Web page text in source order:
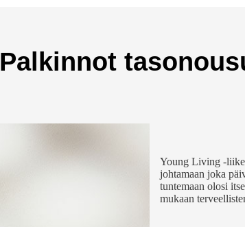
Palkinnot
Young Living -
johtamaan joka
tuntemaan olosi
mukaan